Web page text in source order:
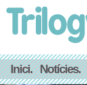
Inici. Notícies.